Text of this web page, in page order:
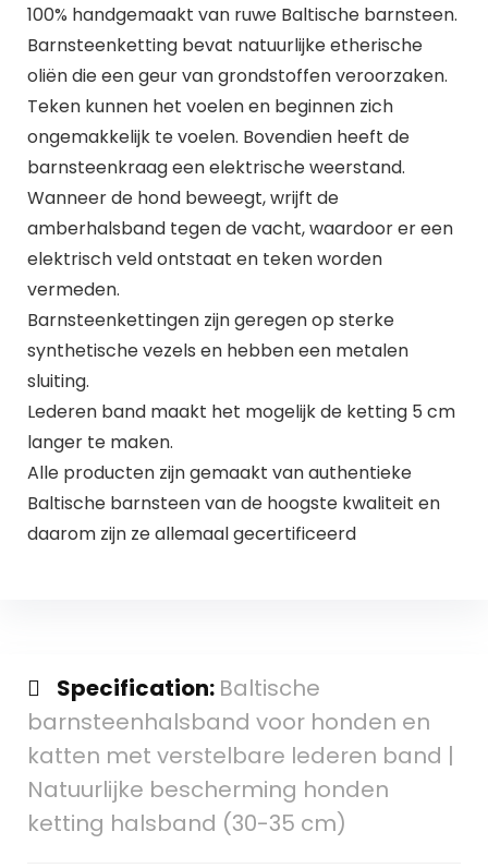
100% handgemaakt van ruwe Baltische barnsteen.
Barnsteenketting bevat natuurlijke etherische
oliën die een geur van grondstoffen veroorzaken.
Teken kunnen het voelen en beginnen zich
ongemakkelijk te voelen. Bovendien heeft de
barnsteenkraag een elektrische weerstand.
Wanneer de hond beweegt, wrijft de
amberhalsband tegen de vacht, waardoor er een
elektrisch veld ontstaat en teken worden
vermeden.
Barnsteenkettingen zijn geregen op sterke
synthetische vezels en hebben een metalen
sluiting.
Lederen band maakt het mogelijk de ketting 5 cm
langer te maken.
Alle producten zijn gemaakt van authentieke
Baltische barnsteen van de hoogste kwaliteit en
daarom zijn ze allemaal gecertificeerd
Specification: Baltische
barnsteenhalsband voor honden en
katten met verstelbare lederen band |
Natuurlijke bescherming honden
ketting halsband (30-35 cm)